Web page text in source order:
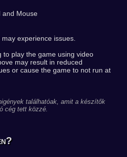
and Mouse
experience issues.
to play the game using video
may result in reduced
or cause the game to not run at
találhatóak, amit a készítők
cég tett közzé.